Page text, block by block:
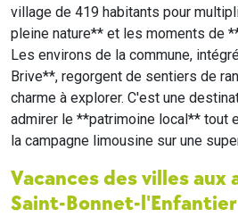
village de 419 habitants pour
pleine nature** et les moments de
Les environs de la commune,
Brive**, regorgent de sentiers de
charme à explorer. C'est une
admirer le **patrimoine local** tout
la campagne limousine sur une
Vacances des villes aux
Saint-Bonnet-l'Enfantier